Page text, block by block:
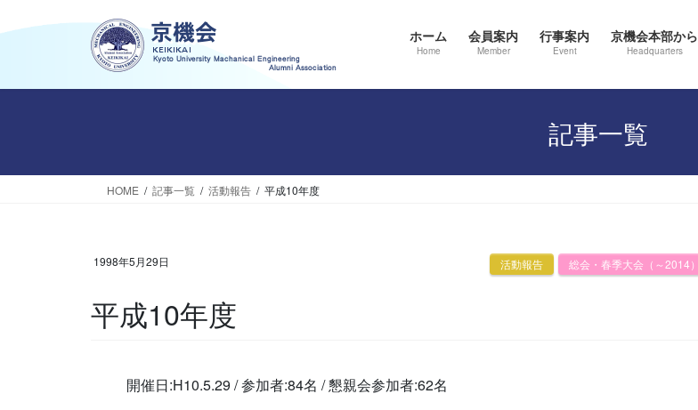
ン
ツ
ッ
ビ
シ
移
ホーム
Home
会員案内
Member
行事案内
Event
京機会本部から
Headquarters
記事一覧
HOME 記事一覧 活動報告 平成10年度
1998年5月29日 総会・春季大会（～2014）
活動報告
平成10年度
開催日:H10.5.29 / 参加者:84名 / 懇親会参加者:62名